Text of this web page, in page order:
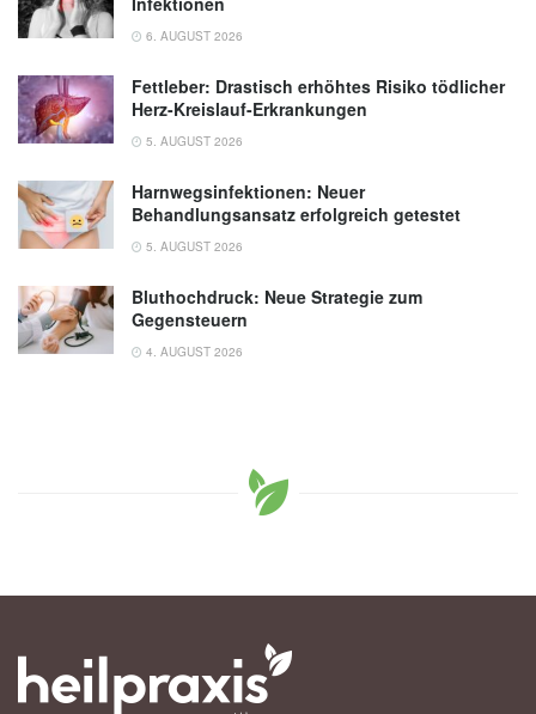
6. AUGUST 2026
Fettleber: Drastisch erhöhtes Risiko tödlicher
Herz-Kreislauf-Erkrankungen
5. AUGUST 2026
Harnwegsinfektionen: Neuer
Behandlungsansatz erfolgreich getestet
5. AUGUST 2026
Bluthochdruck: Neue Strategie zum
Gegensteuern
4. AUGUST 2026